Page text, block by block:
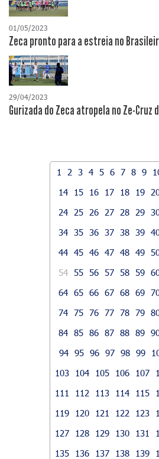
01/05/2023
Zeca pronto para a estreia no
29/04/2023
Gurizada do Zeca atropela no Ze-Cruz
1 2 3 4 5 6 7 8 9
14
15 16 17 18 19
24
25 26 27 28 29
34 35 36 37 38 39
44 45 46 47 48 49
54 55 56 57 58 59
64 65 66 67 68 69
74 75 76 77 78 79
84 85 86 87 88 89
94 95 96 97 98 99
103
104 105 106 107
111
112 113 114 115
119
120 121 122 123
127
128 129 130 131
135
136 137 138 139